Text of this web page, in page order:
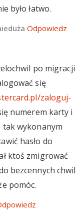
było łatwo.
Odpowiedz
po migracji
się
zaloguj-
numerem karty i
wykonanym
hasło do
ktoś zmigrować
bezcennych chwil
pomóc.